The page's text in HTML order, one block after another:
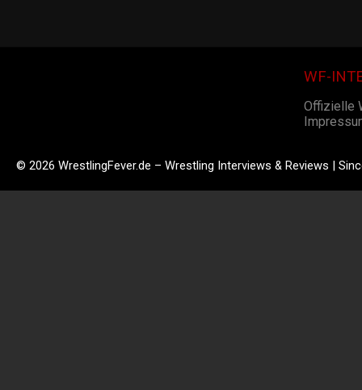
WF-
Offizielle
© 2026 WrestlingFever.de – Wrestling Interviews & Reviews |